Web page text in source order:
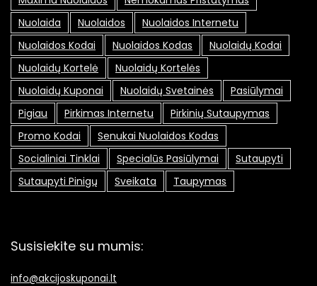
Nuolaida
Nuolaidos
Nuolaidos Internetu
Nuolaidos Kodai
Nuolaidos Kodas
Nuolaidų Kodai
Nuolaidų Kortelė
Nuolaidų Kortelės
Nuolaidų Kuponai
Nuolaidų Svetainės
Pasiūlymai
Pigiau
Pirkimas Internetu
Pirkinių Sutaupymas
Promo Kodai
Senukai Nuolaidos Kodas
Socialiniai Tinklai
Specialūs Pasiūlymai
Sutaupyti
Sutaupyti Pinigų
Sveikata Taupymas
Susisiekite su mumis:
info@akcijoskuponai.lt